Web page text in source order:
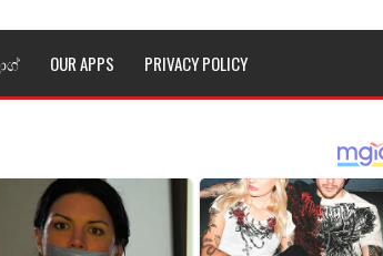
OUR APPS PRIVACY POLICY